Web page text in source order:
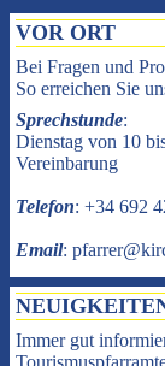
VOR ORT
Bei Fragen und
So erreichen Sie
Sprechstunde:
Dienstag von 10
Vereinbarung
Telefon: +34 692
Email:
Immer gut